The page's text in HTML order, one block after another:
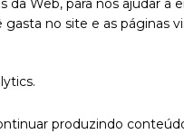
​​da Web, para nos ajudar
no site e as páginas
produzindo